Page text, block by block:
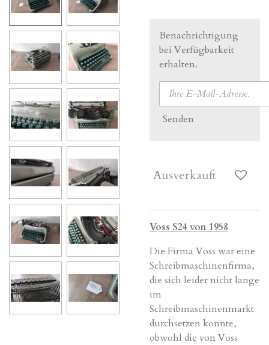
Benachrichtigung
bei Verfügbarkeit
erhalten.
Senden
Ausverkauft
Voss S24 von 1958
Die Firma Voss war eine
Schreibmaschinenfirma,
die sich leider nicht lange
im
Schreibmaschinenmarkt
durchsetzen konnte,
obwohl die von Voss